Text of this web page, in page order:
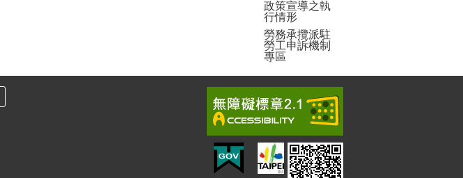
政策宣導之執
行情形
勞務承攬派駐
勞工申訴機制
專區